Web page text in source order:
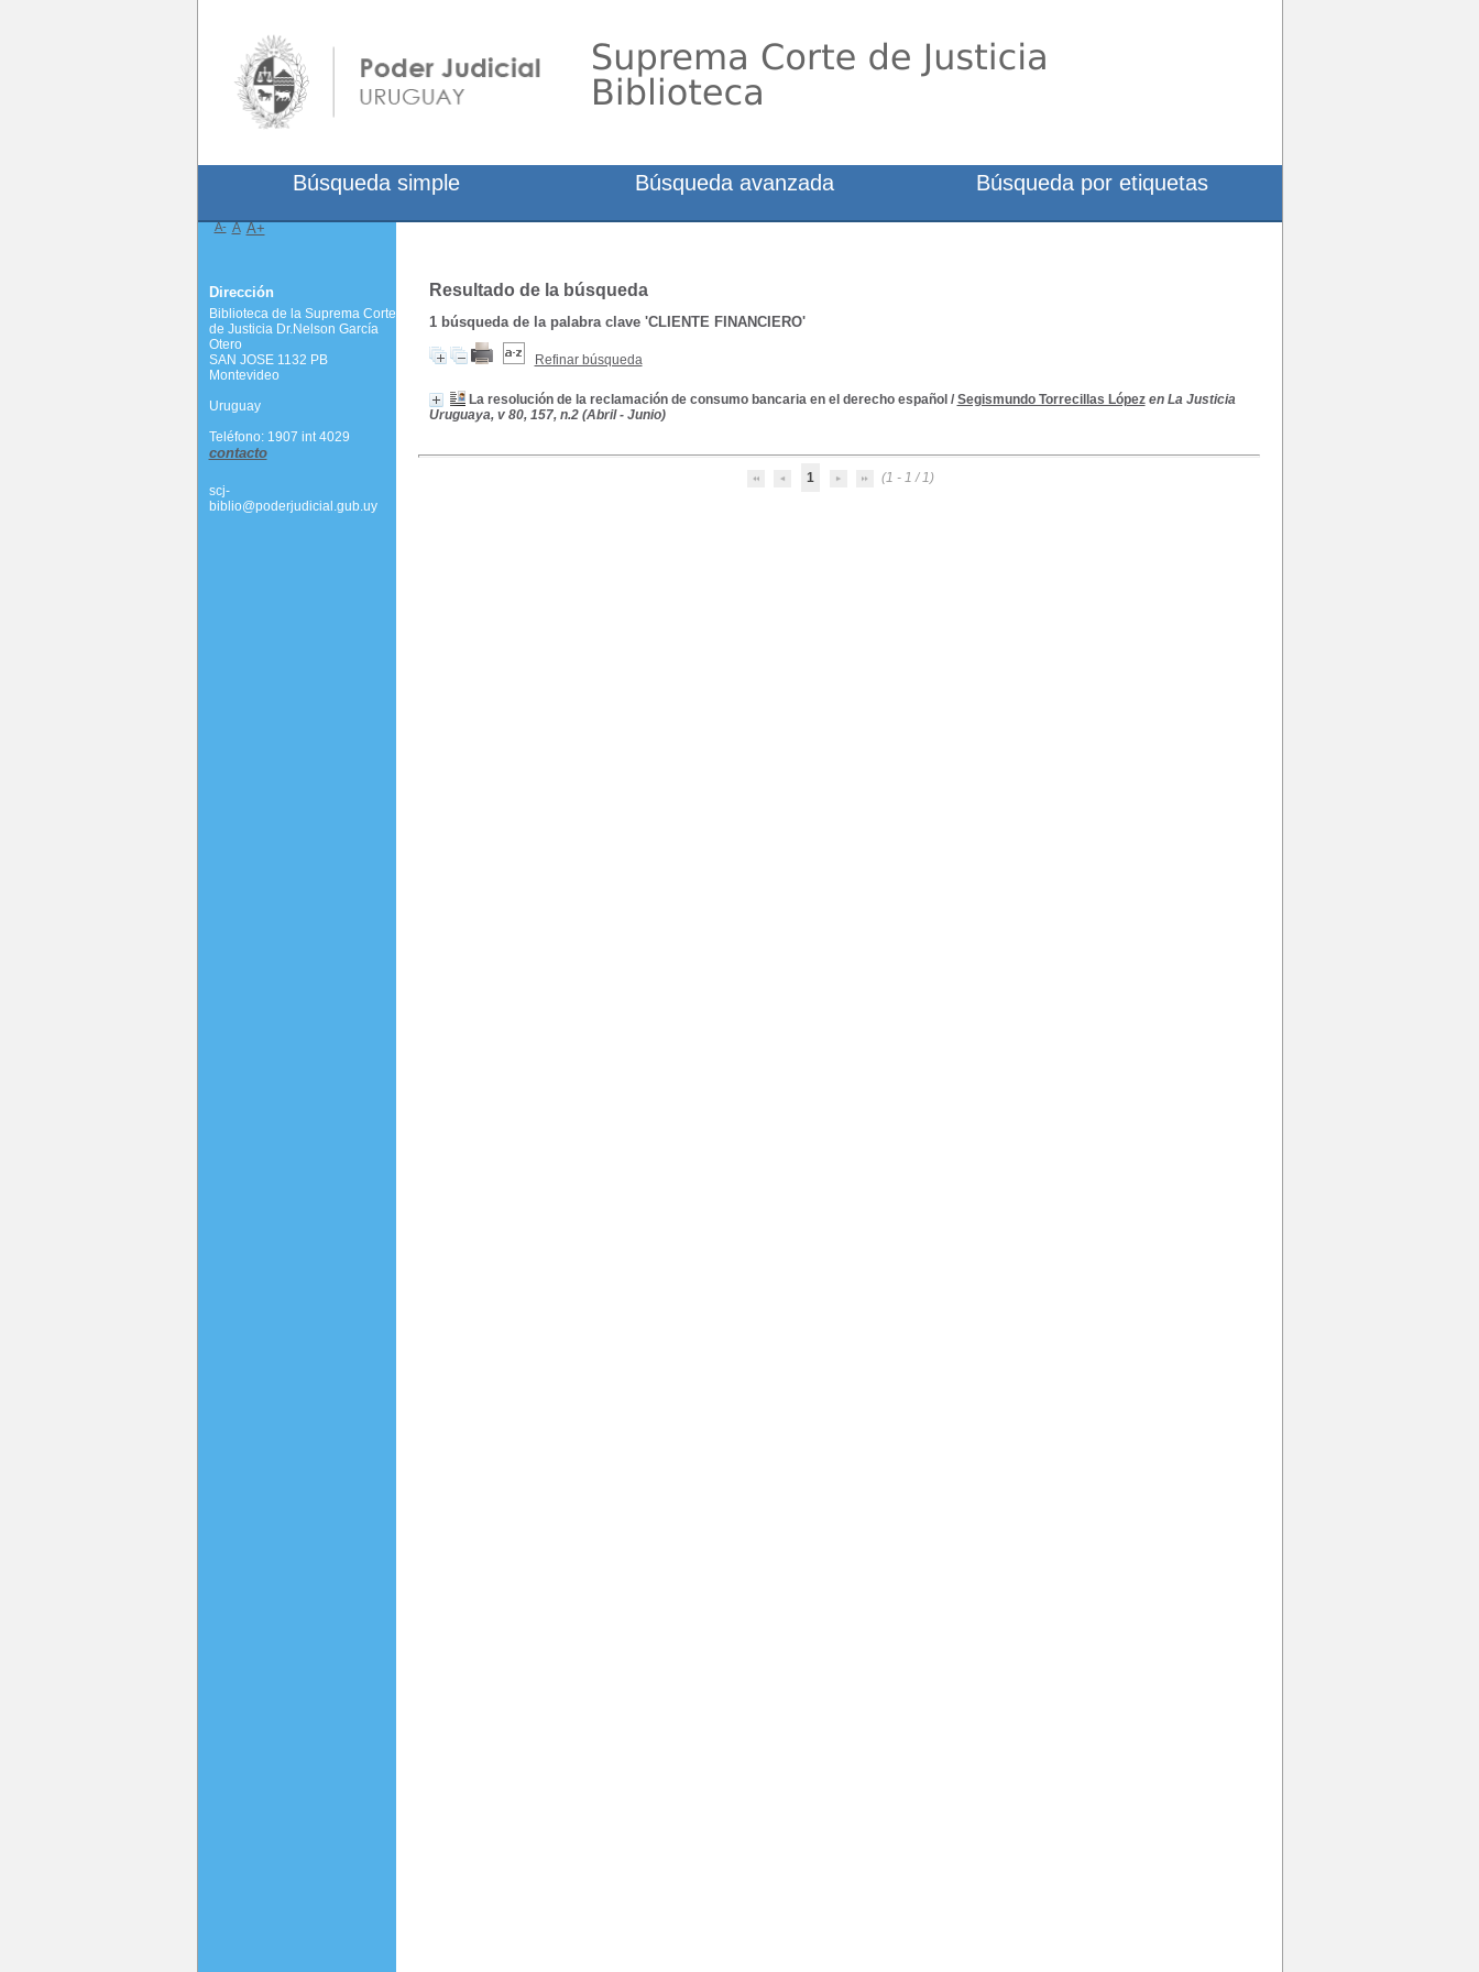
Resultado de la búsqueda
1búsqueda de la palabra clave 'CLIENTE FINANCIERO'
Refinar búsqueda
La resolución de la reclamación de consumo bancaria en el derecho español / Segismundo Torrecillas López en La Justicia
Uruguaya, v 80, 157, n.2 (Abril - Junio)
1 (1 - 1 / 1)
Búsqueda simple Búsqueda avanzada Búsqueda por etiquetas
A- A A+
Dirección
Biblioteca de la Suprema Corte
de Justicia Dr.Nelson García
Otero
SAN JOSE 1132 PB
Montevideo
Uruguay
Teléfono: 1907 int 4029
contacto
scj-
biblio@poderjudicial.gub.uy